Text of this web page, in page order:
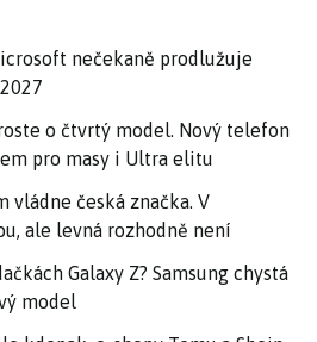
nečekaně prodlužuje
o čtvrtý model. Nový telefon
pro masy i Ultra elitu
vládne česká značka. V
ale levná rozhodně není
Galaxy Z? Samsung chystá
model